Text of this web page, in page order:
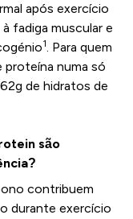
após exercício
fadiga muscular e
1
. Para quem
proteína numa só
de hidratos de
são
contribuem
durante exercício